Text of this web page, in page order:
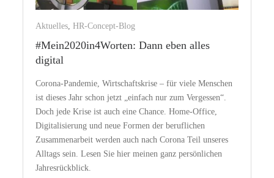
Aktuelles ,HR-Concept-Blog
#Mein2020in4Worten: Dann eben alles
digital
Corona-Pandemie, Wirtschaftskrise – für viele Menschen
ist dieses Jahr schon jetzt „einfach nur zum Vergessen“.
Doch jede Krise ist auch eine Chance. Home-Office,
Digitalisierung und neue Formen der beruflichen
Zusammenarbeit werden auch nach Corona Teil unseres
Alltags sein. Lesen Sie hier meinen ganz persönlichen
Jahresrückblick.